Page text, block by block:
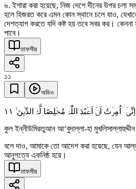
৬. ইশারা করা হয়েছে, নিজ দেশে দীনের উপর চলা
হলে হিজরত করে এমন কোন স্থানে চলে যাও,
দেশত্যাগ করতে যদি কষ্ট হয় তবে সবর কর।
পাবে।
তাফসীর
১১
অডিও
اُمِرۡتُ اَنۡ اَعۡبُدَ اللّٰہَ مُخۡلِصًا لَّہُ الدِّیۡنَ
١١
কুল ইন্নীউমিরতুআন আ‘বুদাল্লা-হা
বলে দাও, আমাকে তো আদেশ করা হয়েছে, যেন
আনুগত্যে একনিষ্ঠ হয়ে।
তাফসীর